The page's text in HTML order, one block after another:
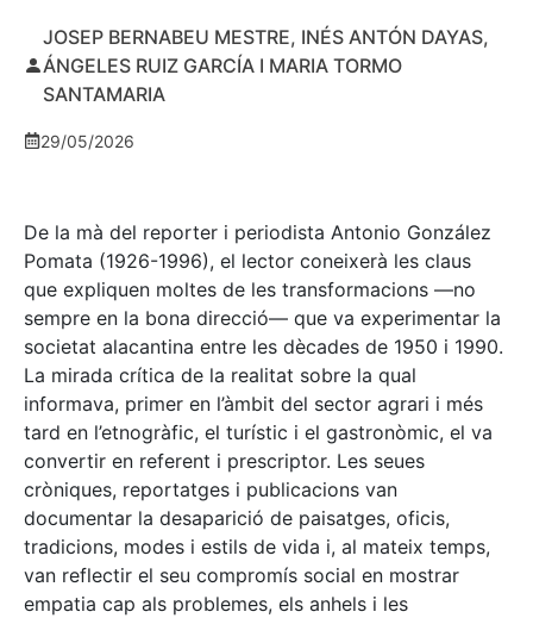
JOSEP BERNABEU MESTRE, INÉS ANTÓN DAYAS,
ÁNGELES RUIZ GARCÍA I MARIA TORMO
SANTAMARIA
29/05/2026
De la mà del reporter i periodista Antonio González
Pomata (1926-1996), el lector coneixerà les claus
que expliquen moltes de les transformacions —no
sempre en la bona direcció— que va experimentar la
societat alacantina entre les dècades de 1950 i 1990.
La mirada crítica de la realitat sobre la qual
informava, primer en l’àmbit del sector agrari i més
tard en l’etnogràfic, el turístic i el gastronòmic, el va
convertir en referent i prescriptor. Les seues
cròniques, reportatges i publicacions van
documentar la desaparició de paisatges, oficis,
tradicions, modes i estils de vida i, al mateix temps,
van reflectir el seu compromís social en mostrar
empatia cap als problemes, els anhels i les